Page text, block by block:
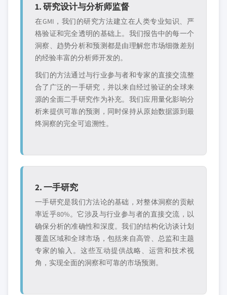
1. 研究设计与分析师监督
在GMI，我们的研究方法建立在人类专业知识、严
格验证和完全透明的基础上。我们报告中的每一个
洞察、趋势分析和预测都是由理解您市场细微差别
的经验丰富的分析师开发的。
我们的方法通过与行业参与者和专家的直接交流整
合了广泛的一手研究，并以来自经过验证的全球来
源的全面二手研究作为补充。我们应用量化影响分
析来提供可靠的预测，同时保持从原始数据源到最
终洞察的完全可追溯性。
2. 一手研究
一手研究是我们方法论的基础，对整体洞察的贡献
率近乎80%。它涉及与行业参与者的直接交流，以
确保分析的准确性和深度。我们的结构化访谈计划
覆盖区域和全球市场，包括来自高管、总监和主题
专家的输入。这些互动提供战略、运营和技术视
角，实现全面的洞察和可靠的市场预测。